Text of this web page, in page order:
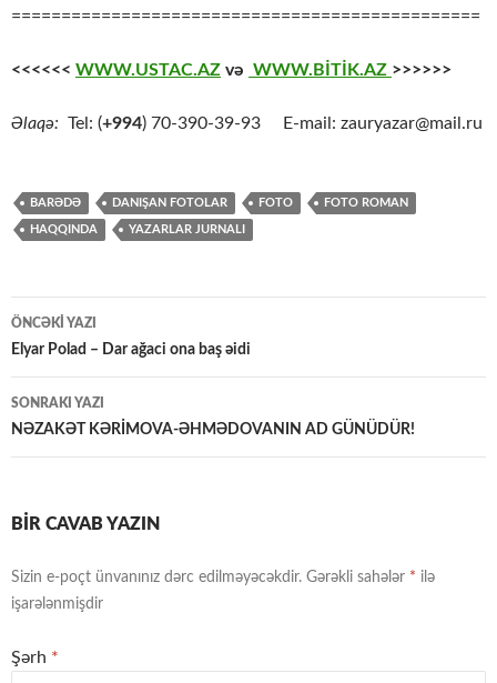
===============================================
<<<<<< WWW.USTAC.AZ və WWW.BİTİK.AZ >>>>>>
Əlaqə: Tel: (+994) 70-390-39-93 E-mail: zauryazar@mail.ru
BARƏDƏ DANIŞAN FOTOLAR FOTO FOTO ROMAN
HAQQINDA YAZARLAR JURNALI
Yazılar
üzrə
naviqasiya
ÖNCƏKI YAZI
Elyar Polad – Dar ağaci ona baş əidi
SONRAKI YAZI
NƏZAKƏT KƏRİMOVA-ƏHMƏDOVANIN AD GÜNÜDÜR!
BIR CAVAB YAZIN
Sizin e-poçt ünvanınız dərc edilməyəcəkdir. Gərəkli sahələr * ilə
işarələnmişdir
Şərh *